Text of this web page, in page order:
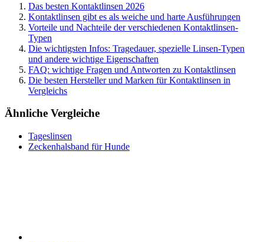
Das besten Kontaktlinsen 2026
Kontaktlinsen gibt es als weiche und harte Ausführungen
Vorteile und Nachteile der verschiedenen Kontaktlinsen-
Typen
Die wichtigsten Infos: Tragedauer, spezielle Linsen-Typen
und andere wichtige Eigenschaften
FAQ: wichtige Fragen und Antworten zu Kontaktlinsen
Die besten Hersteller und Marken für Kontaktlinsen in
Vergleichs
Ähnliche Vergleiche
Tageslinsen
Zeckenhalsband für Hunde